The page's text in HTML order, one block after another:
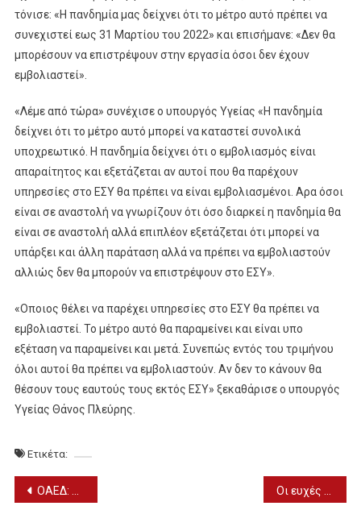
τόνισε: «Η πανδημία μας δείχνει ότι το μέτρο αυτό πρέπει να
συνεχιστεί εως 31 Μαρτίου του 2022» και επισήμανε: «Δεν θα
μπορέσουν να επιστρέψουν στην εργασία όσοι δεν έχουν
εμβολιαστεί».
«Λέμε από τώρα» συνέχισε ο υπουργός Υγείας «Η πανδημία
δείχνει ότι το μέτρο αυτό μπορεί να καταστεί συνολικά
υποχρεωτικό. Η πανδημία δείχνει ότι ο εμβολιασμός είναι
απαραίτητος και εξετάζεται αν αυτοί που θα παρέχουν
υπηρεσίες στο ΕΣΥ θα πρέπει να είναι εμβολιασμένοι. Αρα όσοι
είναι σε αναστολή να γνωρίζουν ότι όσο διαρκεί η πανδημία θα
είναι σε αναστολή αλλά επιπλέον εξετάζεται ότι μπορεί να
υπάρξει και άλλη παράταση αλλά να πρέπει να εμβολιαστούν
αλλιώς δεν θα μπορούν να επιστρέψουν στο ΕΣΥ».
«Οποιος θέλει να παρέχει υπηρεσίες στο ΕΣΥ θα πρέπει να
εμβολιαστεί. Το μέτρο αυτό θα παραμείνει και είναι υπο
εξέταση να παραμείνει και μετά. Συνεπώς εντός του τριμήνου
όλοι αυτοί θα πρέπει να εμβολιαστούν. Αν δεν το κάνουν θα
θέσουν τους εαυτούς τους εκτός ΕΣΥ» ξεκαθάρισε ο υπουργός
Υγείας Θάνος Πλεύρης.
Ετικέτα:
Πλοήγηση
ΟΑΕΔ: Ρυθμίσεις για ειδικό εποχικό βοήθημα – Ποιους αφορά